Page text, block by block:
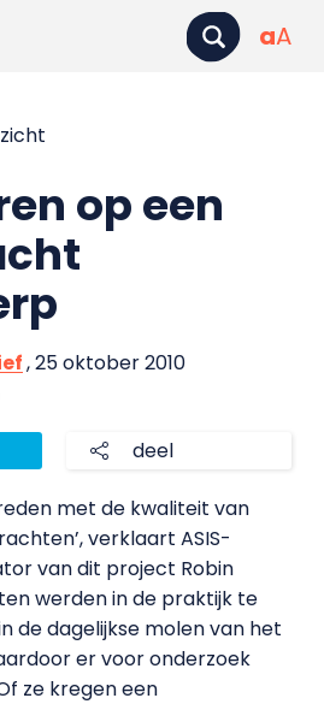
aA
op een
, 25 oktober 2010
deel
met de kwaliteit van
verklaart ASIS-
van dit project Robin
werden in de praktijk te
de dagelijkse molen van het
er voor onderzoek
ze kregen een